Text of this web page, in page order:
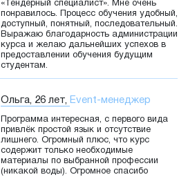
«Тендерный специалист». Мне очень
понравилось. Процесс обучения удобный,
доступный, понятный, последовательный.
Выражаю благодарность администрации
курса и желаю дальнейших успехов в
предоставлении обучения будущим
студентам.
Ольга, 26 лет, Event-менеджер
Программа интересная, с первого вида
привлёк простой язык и отсутствие
лишнего. Огромный плюс, что курс
содержит только необходимые
материалы по выбранной профессии
(никакой воды). Огромное спасибо